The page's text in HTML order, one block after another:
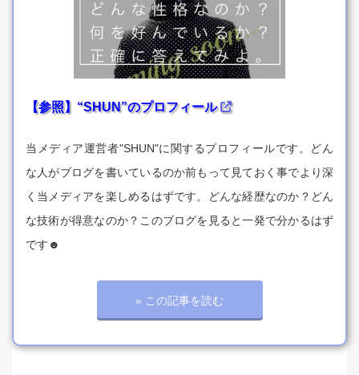
【参照】“SHUN”のプロフィール
当メディア運営者"SHUN"に関するプロフィールです。どん
な人がブログを書いているのか前もって見ておく事でより深
く当メディアを楽しめるはずです。どんな経歴なのか？どん
な技術が得意なのか？このブログを見ると一発で分かるはず
です☻
» この記事を読む